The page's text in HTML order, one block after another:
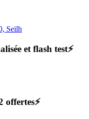
Seilh
et flash test⚡️
offertes⚡️